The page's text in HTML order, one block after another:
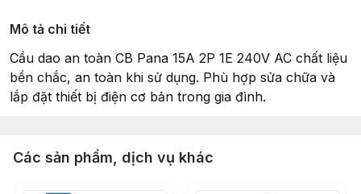
Mô tả chi tiết
Cầu dao an toàn CB Pana 15A 2P 1E 240V AC chất liệu
bền chắc, an toàn khi sử dụng. Phù hợp sửa chữa và
lắp đặt thiết bị điện cơ bản trong gia đình.
Các sản phẩm, dịch vụ khác